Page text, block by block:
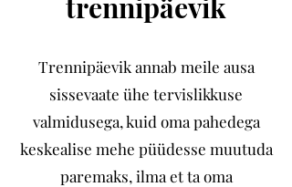
trennipäevik
Trennipäevik annab meile ausa
sissevaate ühe tervislikkuse
valmidusega, kuid oma pahedega
keskealise mehe püüdesse muutuda
paremaks, ilma et ta oma